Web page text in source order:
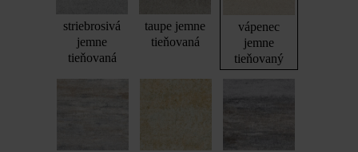
striebrosivá
jemne
tieňovaná
taupe jemne
tieňovaná
vápenec
jemne
tieňovaný